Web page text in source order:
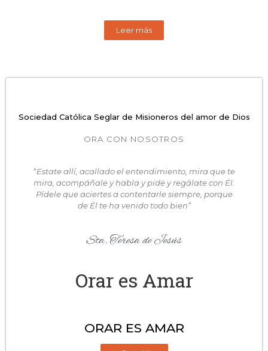
Leer más
Sociedad Católica Seglar de Misioneros del amor de Dios
ORA CON NOSOTROS
“Estate allí, acallado el entendimiento, mira que te
mira, acompáñale y habla y pide y regálate con Él.
Pídele que aciertes a contentarle siempre, porque
de Él te ha venido todo bien”
Sta. Teresa de Jesús
Orar es Amar
ORAR ES AMAR